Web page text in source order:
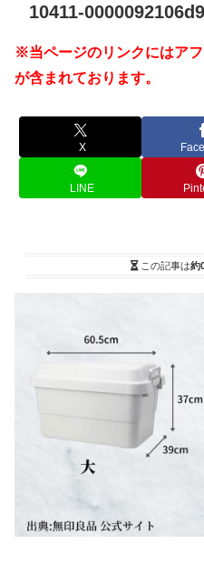
10411-
※当ページのリンクにはア
が含まれております。
X
LINE
この記事は約